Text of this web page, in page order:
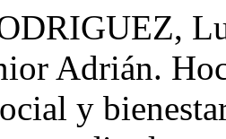
Adrián.
y